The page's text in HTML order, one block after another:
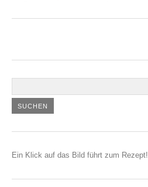
Ein Klick auf das Bild führt zum Rezept!